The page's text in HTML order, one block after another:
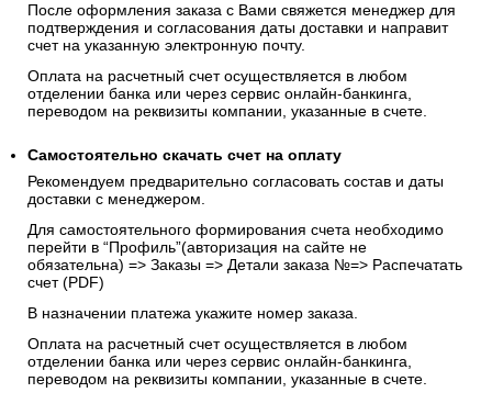
После оформления заказа с Вами свяжется менеджер для
подтверждения и согласования даты доставки и направит
счет на указанную электронную почту.
Оплата на расчетный счет осуществляется в любом
отделении банка или через сервис онлайн-банкинга,
переводом на реквизиты компании, указанные в счете.
Самостоятельно скачать счет на оплату
Рекомендуем предварительно согласовать состав и даты
доставки с менеджером.
Для самостоятельного формирования счета необходимо
перейти в “Профиль”(авторизация на сайте не
обязательна) => Заказы => Детали заказа №=> Распечатать
счет (PDF)
В назначении платежа укажите номер заказа.
Оплата на расчетный счет осуществляется в любом
отделении банка или через сервис онлайн-банкинга,
переводом на реквизиты компании, указанные в счете.